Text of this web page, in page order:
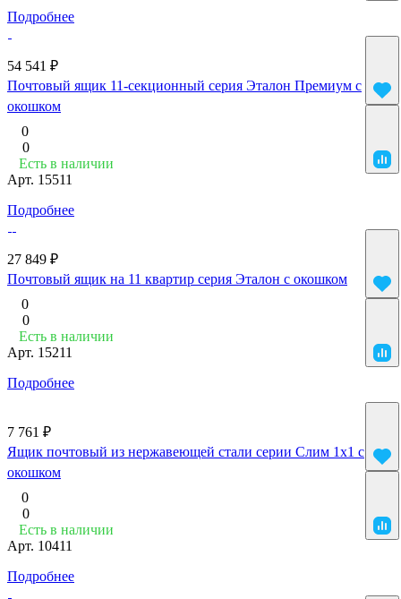
Подробнее
54 541 ₽
Почтовый ящик 11-секционный серия Эталон Премиум с
окошком
0
0
Есть в наличии
Арт. 15511
Подробнее
27 849 ₽
Почтовый ящик на 11 квартир серия Эталон с окошком
0
0
Есть в наличии
Арт. 15211
Подробнее
7 761 ₽
Ящик почтовый из нержавеющей стали серии Слим 1x1 с
окошком
0
0
Есть в наличии
Арт. 10411
Подробнее